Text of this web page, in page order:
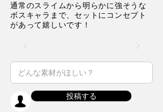
通常のスライムから明らかに強そうな
ボスキャラまで、セットにコンセプト
があって嬉しいです！
投稿する